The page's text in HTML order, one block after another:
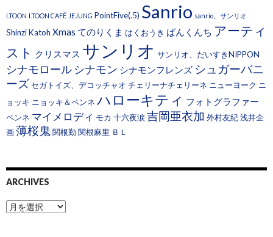
I.TOON I.TOON CAFÉ JEJUNG PointFive(.5) Sanrio sanrio、サンリオ
Shinzi Katoh Xmas てのりくま はくおうき ぱんくんち アーティ
スト クリスマス サンリオ サンリオ、だいすきNIPPON
シナモロール シナモン シナモンフレンズ シュガーバニ
ーズ セガトイズ、デコッチャオ チェリーナチェリーネ ニューヨーク ニ
ョッキ ニョッキ＆ペンネ ハローキティ フォトグラファー
ペンネ マイメロディ モカ 十六夜涙 吉岡亜衣加 外村友紀浅井企
画薄桜鬼関根勤関根麻里 ＢＬ
ARCHIVES
A
r